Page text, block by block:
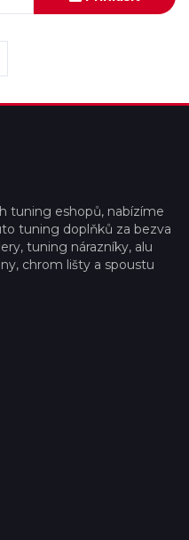
tuning eshopů, nabízíme
tuning doplňků za bezva
tuning nárazníky, alu
chrom lišty a spoustu